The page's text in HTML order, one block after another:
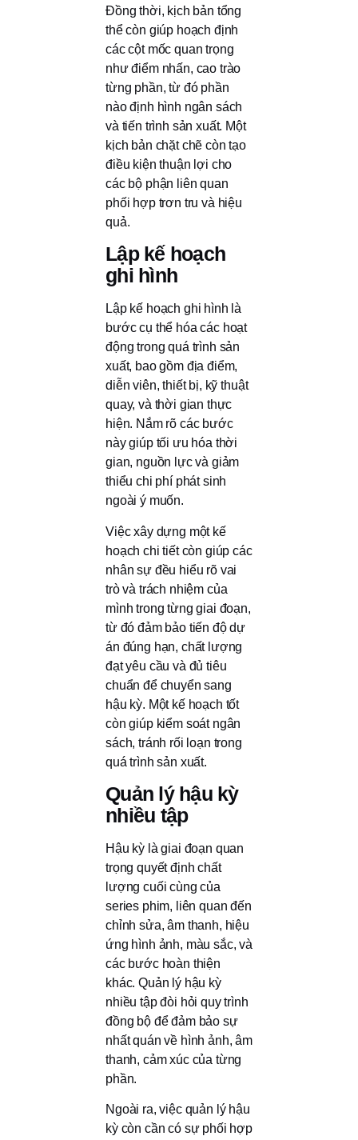
Đồng thời, kịch bản tổng
thể còn giúp hoạch định
các cột mốc quan trọng
như điểm nhấn, cao trào
từng phần, từ đó phần
nào định hình ngân sách
và tiến trình sản xuất. Một
kịch bản chặt chẽ còn tạo
điều kiện thuận lợi cho
các bộ phận liên quan
phối hợp trơn tru và hiệu
quả.
Lập kế hoạch
ghi hình
Lập kế hoạch ghi hình là
bước cụ thể hóa các hoạt
động trong quá trình sản
xuất, bao gồm địa điểm,
diễn viên, thiết bị, kỹ thuật
quay, và thời gian thực
hiện. Nắm rõ các bước
này giúp tối ưu hóa thời
gian, nguồn lực và giảm
thiểu chi phí phát sinh
ngoài ý muốn.
Việc xây dựng một kế
hoạch chi tiết còn giúp các
nhân sự đều hiểu rõ vai
trò và trách nhiệm của
mình trong từng giai đoạn,
từ đó đảm bảo tiến độ dự
án đúng hạn, chất lượng
đạt yêu cầu và đủ tiêu
chuẩn để chuyển sang
hậu kỳ. Một kế hoạch tốt
còn giúp kiểm soát ngân
sách, tránh rối loạn trong
quá trình sản xuất.
Quản lý hậu kỳ
nhiều tập
Hậu kỳ là giai đoạn quan
trọng quyết định chất
lượng cuối cùng của
series phim, liên quan đến
chỉnh sửa, âm thanh, hiệu
ứng hình ảnh, màu sắc, và
các bước hoàn thiện
khác. Quản lý hậu kỳ
nhiều tập đòi hỏi quy trình
đồng bộ để đảm bảo sự
nhất quán về hình ảnh, âm
thanh, cảm xúc của từng
phần.
Ngoài ra, việc quản lý hậu
kỳ còn cần có sự phối hợp